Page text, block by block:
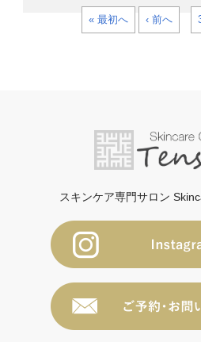
« 最初へ ‹ 前へ
スキンケア専門サロン